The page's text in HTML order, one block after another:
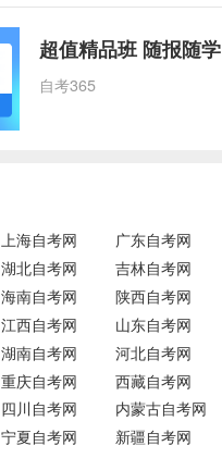
超值精品班 随报随学
自考365
上海自考网 广东自考网
湖北自考网 吉林自考网
海南自考网 陕西自考网
江西自考网 山东自考网
湖南自考网 河北自考网
重庆自考网 西藏自考网
四川自考网 内蒙古自考网
宁夏自考网 新疆自考网